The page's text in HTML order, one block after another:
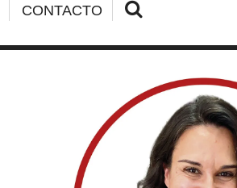
CONTACTO